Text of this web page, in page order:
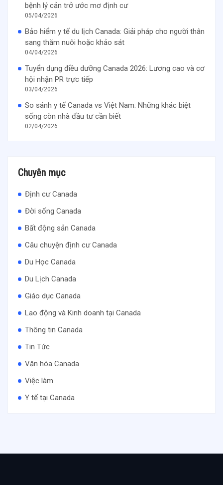
bệnh lý cản trở ước mơ định cư
05/04/2026
Bảo hiểm y tế du lịch Canada: Giải pháp cho người thân
sang thăm nuôi hoặc khảo sát
04/04/2026
Tuyển dụng điều dưỡng Canada 2026: Lương cao và cơ
hội nhận PR trực tiếp
03/04/2026
So sánh y tế Canada vs Việt Nam: Những khác biệt
sống còn nhà đầu tư cần biết
02/04/2026
Chuyên mục
Định cư Canada
Đời sống Canada
Bất động sản Canada
Câu chuyện định cư Canada
Du Học Canada
Du Lịch Canada
Giáo dục Canada
Lao động và Kinh doanh tại Canada
Thông tin Canada
Tin Tức
Văn hóa Canada
Việc làm
Y tế tại Canada